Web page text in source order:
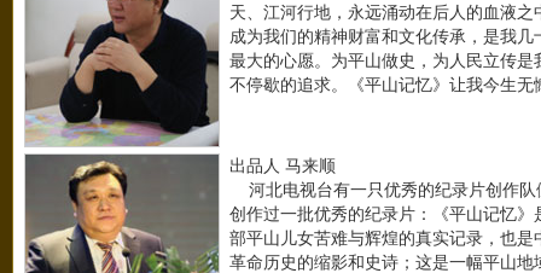
天、江河行地，永远涌动在后人的血液之
成为我们的精神财富和文化传承，是我几
最大的心愿。为平山做史，为人民立传是
不停歇的追求。《平山记忆》让我今生无
出品人 马来顺
河北电视台有一只优秀的纪录片创作队
创作过一批优秀的纪录片：《平山记忆》
部平山儿女苦难与辉煌的真实记录，也是
革命历史的缩影和史诗；这是一幅平山地